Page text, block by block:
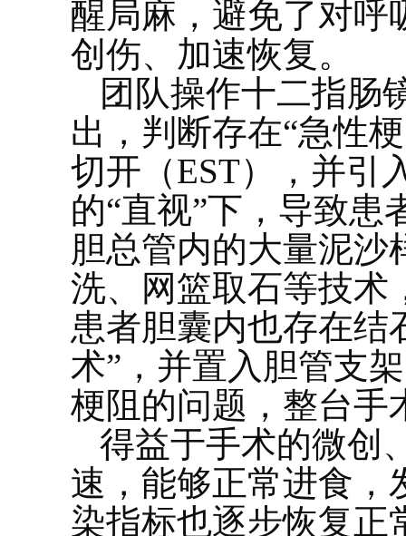
醒局麻，避免了对呼
创伤、加速恢复。
团队操作十二指肠
出，判断存在“急性
切开（EST），并引
的“直视”下，导致
胆总管内的大量泥沙
洗、网篮取石等技术
患者胆囊内也存在结
术”，并置入胆管支
梗阻的问题，整台手
得益于手术的微创
速，能够正常进食，
染指标也逐步恢复正